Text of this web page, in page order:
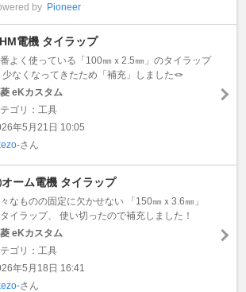
by Pioneer
電機 タイラップ
よく使っている「100㎜ｘ2.5㎜」のタイラップ
少なくなってきたため「補充」しました🪢
eKカスタム
ゴリ：工具
年5月21日 10:05
さん
ーム電機 タイラップ
なものの固定に欠かせない 「150㎜ｘ3.6㎜」
イラップ、 使い切ったので補充しました！
eKカスタム
ゴリ：工具
年5月18日 16:41
さん